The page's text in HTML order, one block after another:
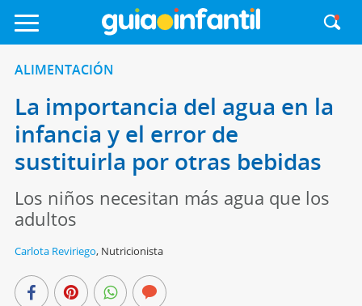
ALIMENTACIÓN
La importancia del agua en la
infancia y el error de
sustituirla por otras bebidas
Los niños necesitan más agua que los
adultos
Carlota Reviriego, Nutricionista